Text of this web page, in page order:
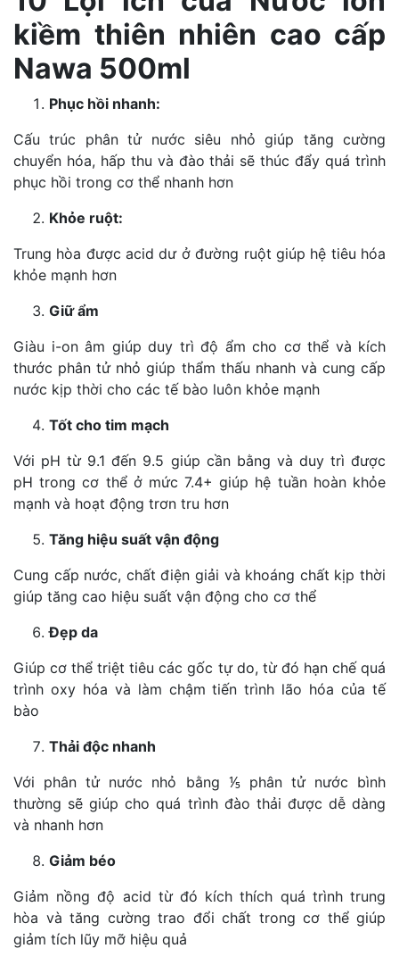
kiềm thiên nhiên cao cấp
Nawa 500ml
Phục hồi nhanh:
Cấu trúc phân tử nước siêu nhỏ giúp tăng cường
chuyển hóa, hấp thu và đào thải sẽ thúc đẩy quá trình
phục hồi trong cơ thể nhanh hơn
Khỏe ruột:
Trung hòa được acid dư ở đường ruột giúp hệ tiêu hóa
khỏe mạnh hơn
Giữ ẩm
Giàu i-on âm giúp duy trì độ ẩm cho cơ thể và kích
thước phân tử nhỏ giúp thẩm thấu nhanh và cung cấp
nước kịp thời cho các tế bào luôn khỏe mạnh
Tốt cho tim mạch
Với pH từ 9.1 đến 9.5 giúp cần bằng và duy trì được
pH trong cơ thể ở mức 7.4+ giúp hệ tuần hoàn khỏe
mạnh và hoạt động trơn tru hơn
Tăng hiệu suất vận động
Cung cấp nước, chất điện giải và khoáng chất kịp thời
giúp tăng cao hiệu suất vận động cho cơ thể
Đẹp da
Giúp cơ thể triệt tiêu các gốc tự do, từ đó hạn chế quá
trình oxy hóa và làm chậm tiến trình lão hóa của tế
bào
Thải độc nhanh
Với phân tử nước nhỏ bằng ⅕ phân tử nước bình
thường sẽ giúp cho quá trình đào thải được dễ dàng
và nhanh hơn
Giảm béo
Giảm nồng độ acid từ đó kích thích quá trình trung
hòa và tăng cường trao đổi chất trong cơ thể giúp
giảm tích lũy mỡ hiệu quả